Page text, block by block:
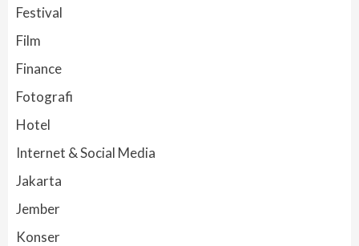
Festival
Film
Finance
Fotografi
Hotel
Internet & Social Media
Jakarta
Jember
Konser